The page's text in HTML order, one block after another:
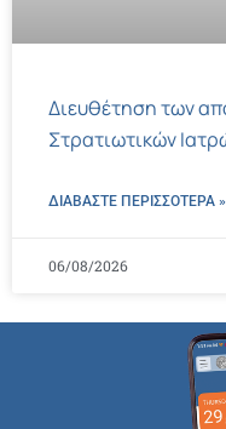
Διευθέτηση των
Στρατιωτικών
ΔΙΑΒΑΣΤΕ ΠΕΡΙΣΣΌΤΕΡΑ »
06/08/2026